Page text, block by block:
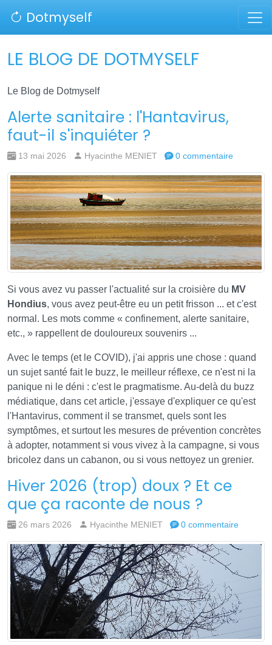
Dotmyself
LE BLOG DE DOTMYSELF
Le Blog de Dotmyself
Alerte sanitaire : l'Hantavirus,
faut-il s'inquiéter ?
13 mai 2026 Hyacinthe MENIET 0 commentaire
Si vous avez vu passer l'actualité sur la croisière du MV
Hondius, vous avez peut-être eu un petit frisson ... et c'est
normal. Les mots comme « confinement, alerte sanitaire,
etc., » rappellent de douloureux souvenirs ...
Avec le temps (et le COVID), j'ai appris une chose : quand
un sujet santé fait le buzz, le meilleur réflexe, ce n'est ni la
panique ni le déni : c'est le pragmatisme. Au-delà du buzz
médiatique, dans cet article, j'essaye d'expliquer ce qu'est
l'Hantavirus, comment il se transmet, quels sont les
symptômes, et surtout les mesures de prévention concrètes
à adopter, notamment si vous vivez à la campagne, si vous
bricolez dans un cabanon, ou si vous nettoyez un grenier.
Hiver 2026 (trop) doux ? Et ce
que ça raconte de nous ?
26 mars 2026 Hyacinthe MENIET 0 commentaire